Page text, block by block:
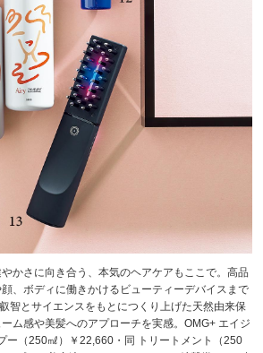
かさに向き合う、本気のヘアケアもここで。高品
、ボディに働きかけるビューティーデバイスまで
智とサイエンスをもとにつくり上げた天然由来保
ム感や美髪へのアプローチを実感。OMG+ エイジ
ー（250㎖）￥22,660・同 トリートメント（250